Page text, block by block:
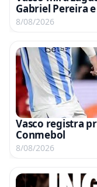
Gabriel Pereira
8/08/2026
Vasco registra
Conmebol
8/08/2026